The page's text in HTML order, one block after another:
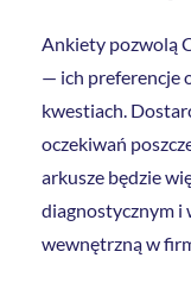
Ankiety pozwolą
— ich preferencje
kwestiach.
oczekiwań
arkusze będzie
diagnostycznym i
wewnętrzną w